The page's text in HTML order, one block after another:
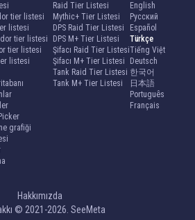
tier listesi
listesi
tier listesi
tier listesi
listesi
grafiği
Raid Tier Listesi
Mythic+ Tier Listesi
DPS Raid Tier Listesi
DPS M+ Tier Listesi
Şifacı Raid Tier Listesi
Şifacı M+ Tier Listesi
Tank Raid Tier Listesi
Tank M+ Tier Listesi
English
Русский
Español
Türkçe
Tiếng Việt
Deutsch
한국어
日本語
Português
Français
Hakkımızda
© 2021-2026. SeeMeta